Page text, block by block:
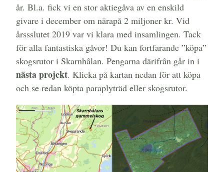
år. Bl.a. fick vi en stor aktiegåva av en enskild
givare i december om närapå 2 miljoner kr. Vid
årssslutet 2019 var vi klara med insamlingen. Tack
för alla fantastiska gåvor! Du kan fortfarande ”köpa”
skogsrutor i Skarnhålan. Pengarna därifrån går in i
nästa projekt. Klicka på kartan nedan för att köpa
och se redan köpta paraplyträd eller skogsrutor.